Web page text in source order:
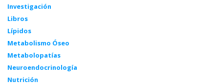
Investigación
Libros
Lípidos
Metabolismo Óseo
Metabolopatías
Neuroendocrinología
Nutrición